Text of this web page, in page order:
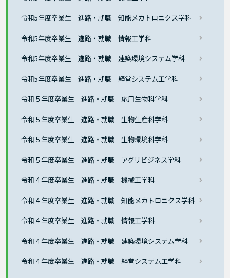
令和5年度卒業生 進路・就職 知能メカトロニクス学科
令和5年度卒業生 進路・就職 情報工学科
令和5年度卒業生 進路・就職 建築環境システム学科
令和5年度卒業生 進路・就職 経営システム工学科
令和５年度卒業生 進路・就職 応用生物科学科
令和５年度卒業生 進路・就職 生物生産科学科
令和５年度卒業生 進路・就職 生物環境科学科
令和５年度卒業生 進路・就職 アグリビジネス学科
令和４年度卒業生 進路・就職 機械工学科
令和４年度卒業生 進路・就職 知能メカトロニクス学科
令和４年度卒業生 進路・就職 情報工学科
令和４年度卒業生 進路・就職 建築環境システム学科
令和４年度卒業生 進路・就職 経営システム工学科